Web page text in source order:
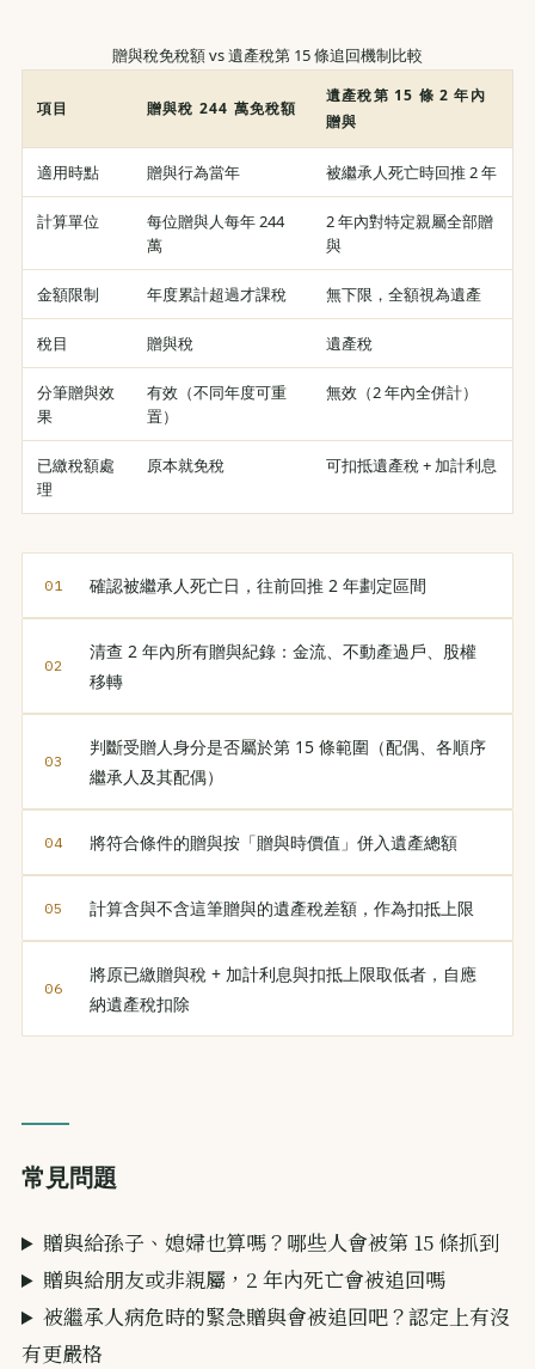
贈與稅免稅額 vs 遺產稅第 15 條追回機制比較
項目 贈與稅 244 萬免稅額
遺產稅第 15 條 2 年內
贈與
適用時點 贈與行為當年 被繼承人死亡時回推 2 年
計算單位
每位贈與人每年 244
萬
2 年內對特定親屬全部贈
與
金額限制 年度累計超過才課稅 無下限，全額視為遺產
稅目 贈與稅 遺產稅
分筆贈與效
果
有效（不同年度可重
置）
無效（2 年內全併計）
已繳稅額處
理
原本就免稅 可扣抵遺產稅 + 加計利息
確認被繼承人死亡日，往前回推 2 年劃定區間
清查 2 年內所有贈與紀錄：金流、不動產過戶、股權
移轉
判斷受贈人身分是否屬於第 15 條範圍（配偶、各順序
繼承人及其配偶）
將符合條件的贈與按「贈與時價值」併入遺產總額
計算含與不含這筆贈與的遺產稅差額，作為扣抵上限
將原已繳贈與稅 + 加計利息與扣抵上限取低者，自應
納遺產稅扣除
常見問題
贈與給孫子、媳婦也算嗎？哪些人會被第 15 條抓到
贈與給朋友或非親屬，2 年內死亡會被追回嗎
被繼承人病危時的緊急贈與會被追回吧？認定上有沒
有更嚴格